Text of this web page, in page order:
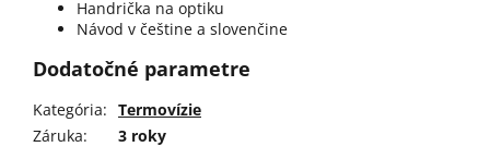
Handrička na optiku
Návod v češtine a slovenčine
Dodatočné parametre
Kategória: Termovízie
Záruka: 3 roky